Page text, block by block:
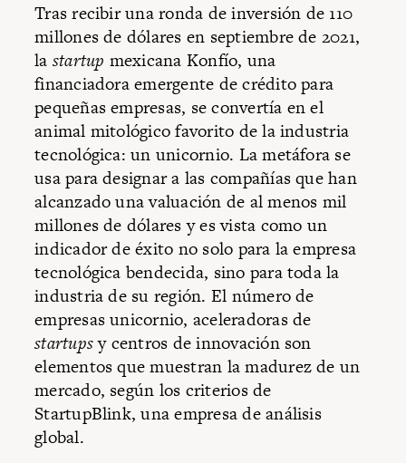
Tras recibir una ronda de inversión de 110
millones de dólares en septiembre de 2021,
la startup mexicana Konfío, una
financiadora emergente de crédito para
pequeñas empresas, se convertía en el
animal mitológico favorito de la industria
tecnológica: un unicornio. La metáfora se
usa para designar a las compañías que han
alcanzado una valuación de al menos mil
millones de dólares y es vista como un
indicador de éxito no solo para la empresa
tecnológica bendecida, sino para toda la
industria de su región. El número de
empresas unicornio, aceleradoras de
startupsy centros de innovación son
elementos que muestran la madurez de un
mercado, según los criterios de
StartupBlink, una empresa de análisis
global.